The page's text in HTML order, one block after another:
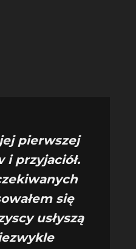
pierwszej
i przyjaciół.
się
usłyszą